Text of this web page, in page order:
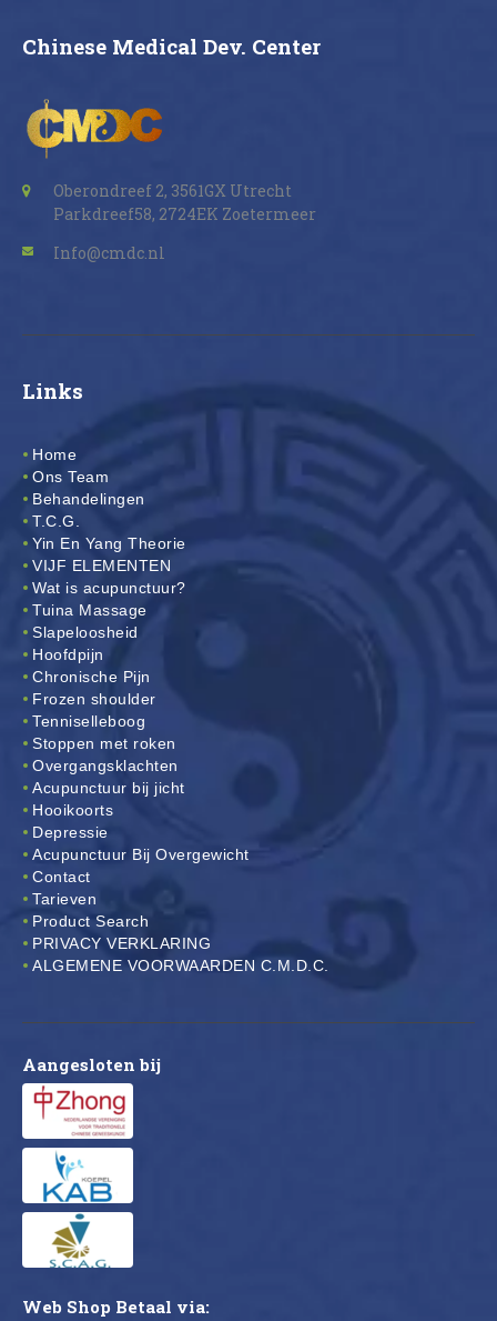
Chinese Medical Dev. Center
Oberondreef 2, 3561GX Utrecht
Parkdreef58, 2724EK Zoetermeer
Info@cmdc.nl
Links
Home
Ons Team
Behandelingen
T.C.G.
Yin En Yang Theorie
VIJF ELEMENTEN
Wat is acupunctuur?
Tuina Massage
Slapeloosheid
Hoofdpijn
Chronische Pijn
Frozen shoulder
Tenniselleboog
Stoppen met roken
Overgangsklachten
Acupunctuur bij jicht
Hooikoorts
Depressie
Acupunctuur Bij Overgewicht
Contact
Tarieven
Product Search
PRIVACY VERKLARING
ALGEMENE VOORWAARDEN C.M.D.C.
Aangesloten bij
Web Shop Betaal via: